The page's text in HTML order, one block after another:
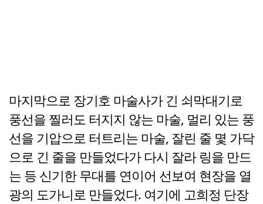
마지막으로 장기호 마술사가 긴 쇠막대기로
풍선을 찔러도 터지지 않는 마술, 멀리 있는 풍
선을 기압으로 터트리는 마술, 잘린 줄 몇 가닥
으로 긴 줄을 만들었다가 다시 잘라 링을 만드
는 등 신기한 무대를 연이어 선보여 현장을 열
광의 도가니로 만들었다. 여기에 고희정 단장